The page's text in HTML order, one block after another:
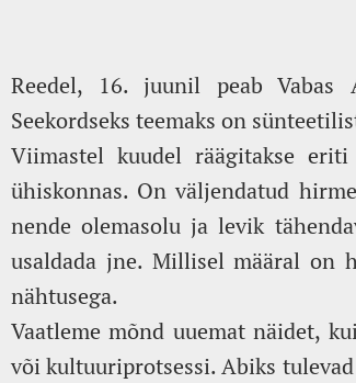
Reedel, 16. juunil peab Vabas
Seekordseks teemaks on
Viimastel kuudel räägitakse
ühiskonnas. On väljendatud
nende olemasolu ja levik
usaldada jne. Millisel määral on
nähtusega.
Vaatleme mõnd uuemat näidet,
või kultuuriprotsessi. Abiks